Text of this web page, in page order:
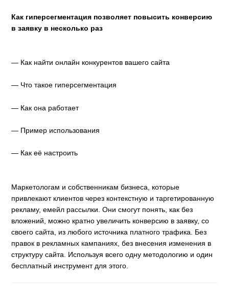
Как гиперсегментация позволяет повысить конверсию
в заявку в несколько раз
— Как найти онлайн конкурентов вашего сайта
— Что такое гиперсегментация
— Как она работает
— Пример использования
— Как её настроить
Маркетологам и собственникам бизнеса, которые
привлекают клиентов через контекстную и таргетированную
рекламу, емейл рассылки. Они смогут понять, как без
вложений, можно кратно увеличить конверсию в заявку, со
своего сайта, из любого источника платного трафика. Без
правок в рекламных кампаниях, без внесения изменения в
структуру сайта. Используя всего одну методологию и один
бесплатный инструмент для этого.